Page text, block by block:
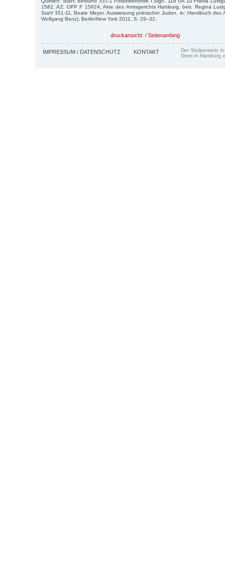
1582, AZ: OFP F 15824; Akte des Amtsgerichts Hamburg, betr. Regina
StaH 351-11, Beate Meyer, Ausweisung polnischer Juden, in: Handbuch des
Wolfgang Benz), Berlin/New York 2011, S. 29–32.
druckansicht / Seitenanfang
IMPRESSUM / DATENSCHUTZ KONTAKT
Der Stolperstein
Stein in Hamburg